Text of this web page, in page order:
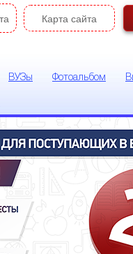
Карта сайта
ВУЗы Фотоальбом